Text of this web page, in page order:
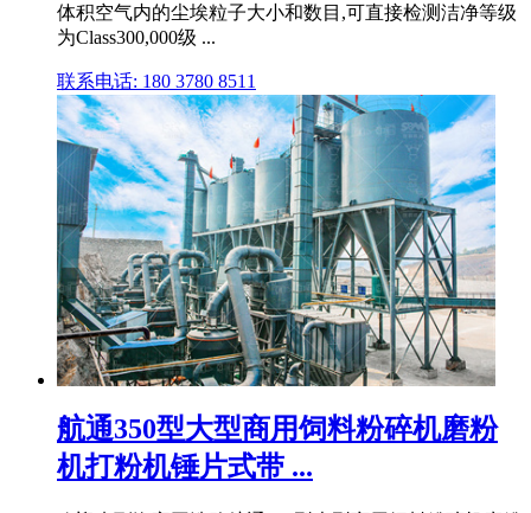
体积空气内的尘埃粒子大小和数目,可直接检测洁净等级
为Class300,000级 ...
联系电话: 180 3780 8511
航通350型大型商用饲料粉碎机磨粉
机打粉机锤片式带 ...